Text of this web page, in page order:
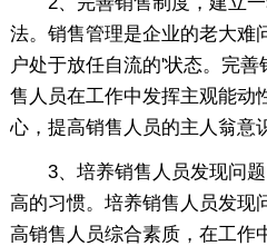
法。销售管理是企业的老大难
户处于放任自流的'状态。完
售人员在工作中发挥主观能动
心，提高销售人员的主人翁意
3、培养销售人员发现问题
高的习惯。培养销售人员发现
高销售人员综合素质，在工作